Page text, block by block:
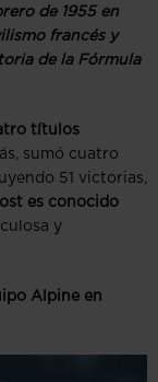
de 1955 en
francés y
de la Fórmula
títulos
sumó cuatro
51 victorias,
es conocido
y
Alpine en